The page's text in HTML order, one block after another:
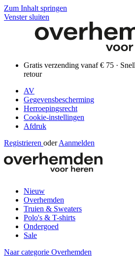
Zum Inhalt springen
Venster sluiten
Gratis verzending vanaf € 75 ·
retour
AV
Gegevensbescherming
Herroepingsrecht
Cookie-instellingen
Afdruk
Registrieren oder Aanmelden
Nieuw
Overhemden
Truien & Sweaters
Polo's & T-shirts
Ondergoed
Sale
Naar categorie Overhemden